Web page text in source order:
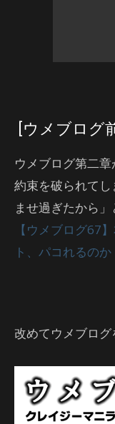
[ウメブログ
ウメブログ第二
約束を破られて
ませ過ぎたから
【ウメブログ67
ト、パコれるのか
改めてウメブロ